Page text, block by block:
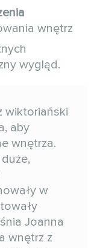
wnętrz
wygląd.
wiktoriański
aby
wnętrza.
w
Joanna
wnętrz z